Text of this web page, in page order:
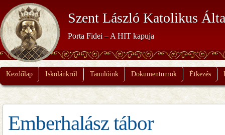
Szent László Katolikus
Porta Fidei – A HIT kapuja
Kezdőlap Iskolánkról Tanulóink Dokumentumok Étkezés
Emberhalász tábor